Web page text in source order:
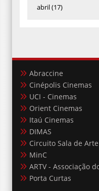
Abraccine
Cinépolis Cinemas
UCI - Cinemas
Orient Cinemas
Itaú Cinemas
DIMAS
Circuito Sala de Arte
MinC
ARTV - Associação
Porta Curtas